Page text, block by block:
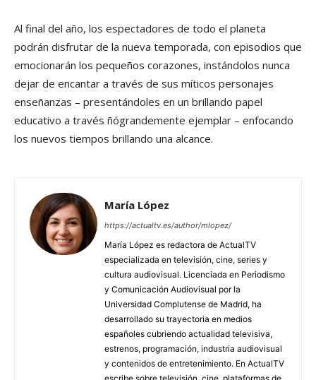
Al final del año, los espectadores de todo el planeta
podrán disfrutar de la nueva temporada, con episodios que
emocionarán los pequeños corazones, instándolos nunca
dejar de encantar a través de sus míticos personajes
enseñanzas – presentándoles en un brillando papel
educativo a través ñógrandemente ejemplar – enfocando
los nuevos tiempos brillando una alcance.
María López
https://actualtv.es/author/mlopez/
María López es redactora de ActualTV
especializada en televisión, cine, series y
cultura audiovisual. Licenciada en Periodismo
y Comunicación Audiovisual por la
Universidad Complutense de Madrid, ha
desarrollado su trayectoria en medios
españoles cubriendo actualidad televisiva,
estrenos, programación, industria audiovisual
y contenidos de entretenimiento. En ActualTV